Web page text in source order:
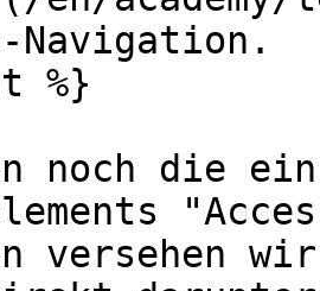
Navigation.
%}
noch die
versehen